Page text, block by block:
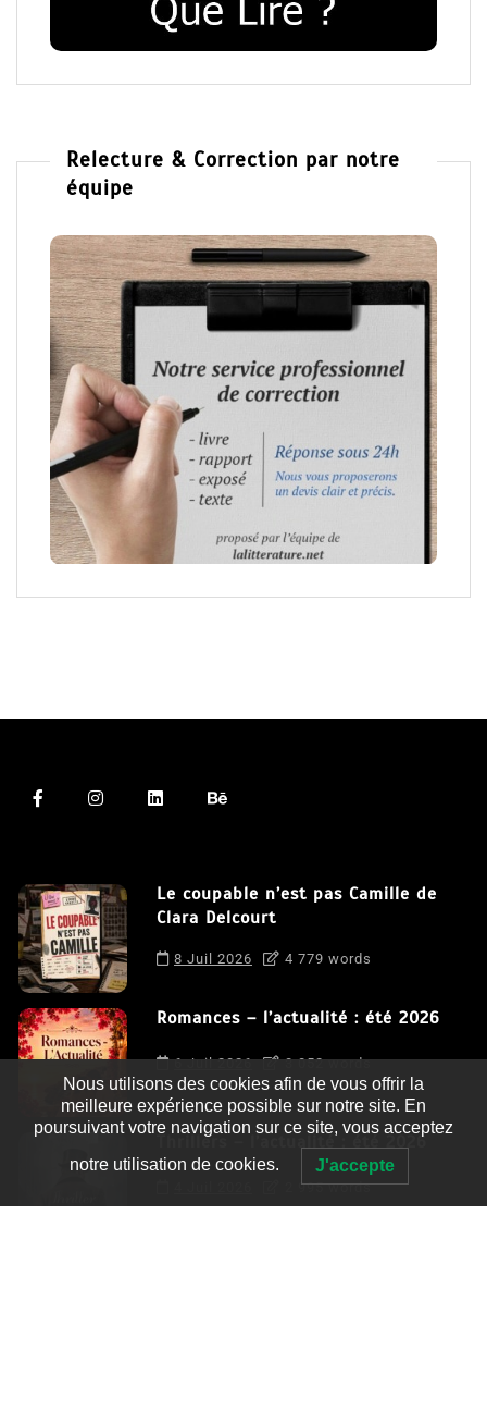
Relecture & Correction par notre
équipe
Le coupable n’est pas Camille de
Clara Delcourt
8 Juil 2026 4 779 words
Romances – l’actualité : été 2026
6 Juil 2026 3 052 words
Thrillers – l’actualité : été 2026
2 995 words
Nous utilisons des cookies afin de vous offrir la
meilleure expérience possible sur notre site. En
poursuivant votre navigation sur ce site, vous acceptez
notre utilisation de cookies. J'accepte